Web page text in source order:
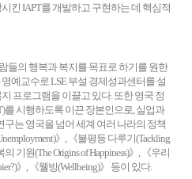
킨 IAPT를 개발하고 구현하는 데 핵심적
들의 행복과 복지를 목표로 하기를 원한
예교수로 LSE 부설 경제성과센터를 설
프로그램을 이끌고 있다. 또한 영국 정
를 시행하도록 이끈 장본인으로, 실업과
는 영국을 넘어 세계 여러 나라의 정책
》, 《불평등 다루기(Tackling
기원(The Origins of Happiness)》, 《우리
》, 《웰빙(Wellbeing)》 등이 있다.